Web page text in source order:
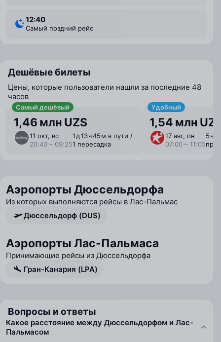
12:40
Самый поздний рейс
Дешёвые билеты
Цены, которые пользователи нашли за последние 48
часов
Самый дешёвый
1,46 млн UZS
11 окт, вс
20:40 – 09:25
1 ⁠д 13 ⁠ч 45 ⁠м в пути /
1 пересадка
Удобный
1,54 млн
17 авг, пн
07:00 – 11:05
5 ⁠ч
Аэропорты Дюссельдорфа
Из которых выполняются рейсы в Лас-Пальмас
Дюссельдорф (DUS)
Аэропорты Лас-Пальмаса
Принимающие рейсы из Дюссельдорфа
Гран-Канария (LPA)
Вопросы и ответы
Какое расстояние между Дюссельдорфом и Лас-
Пальмасом